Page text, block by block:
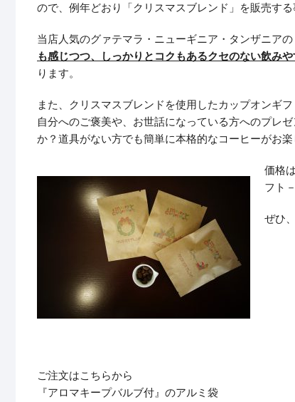
ので、例年どおり「クリスマスブレンド」を販売する
当店人気のグァテマラ・ニューギニア・タンザニアの
も感じつつ、しっかりとコクもあるクセのない飲み
ります。
また、クリスマスブレンドを使用したカップオンギフ
自分へのご褒美や、お世話になっている方へのプレ
か？道具がない方でも簡単に本格的なコーヒーがお楽
価格
フト
ぜひ
ご注文はこちらから
『アロマキープバルブ付』のアルミ袋